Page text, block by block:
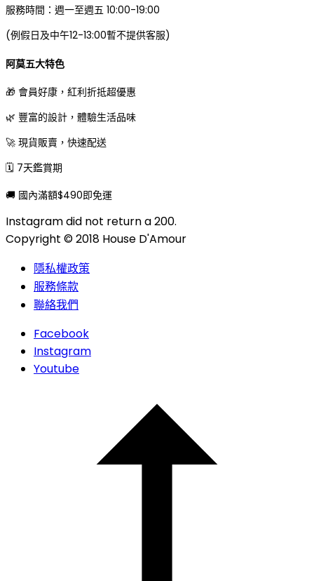
服務時間：週一至週五 10:00-19:00
(例假日及中午12-13:00暫不提供客服)
阿莫五大特色
🎁 會員好康，紅利折抵超優惠
🌿 豐富的設計，體驗生活品味
🚀 現貨販賣，快速配送
🗓 7天鑑賞期
🚚 國內滿額$490即免運
Instagram did not return a 200.
Copyright © 2018 House D'Amour
隱私權政策
服務條款
聯絡我們
Facebook
Instagram
Youtube